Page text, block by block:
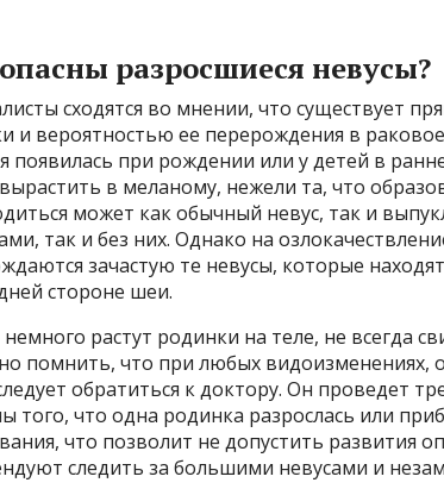
разросшиеся невусы?
сходятся во мнении, что существует
и вероятностью ее перерождения в
появилась при рождении или у детей в
в меланому, нежели та, что
может как обычный невус, так и
так и без них. Однако на
зачастую те невусы, которые
стороне шеи.
растут родинки на теле, не всегда
помнить, что при любых видоизменениях,
обратиться к доктору. Он проведет
того, что одна родинка разрослась или
что позволит не допустить развития
следить за большими невусами и